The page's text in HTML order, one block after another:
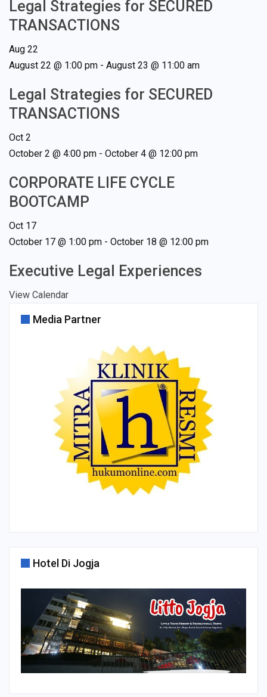
Legal Strategies for SECURED
TRANSACTIONS
Aug 22
August 22 @ 1:00 pm - August 23 @ 11:00 am
Legal Strategies for SECURED
TRANSACTIONS
Oct 2
October 2 @ 4:00 pm - October 4 @ 12:00 pm
CORPORATE LIFE CYCLE
BOOTCAMP
Oct 17
October 17 @ 1:00 pm - October 18 @ 12:00 pm
Executive Legal Experiences
View Calendar
Media Partner
Hotel Di Jogja